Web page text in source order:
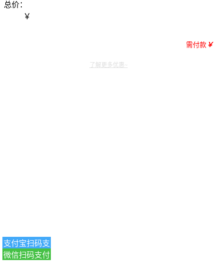
总价：
￥
需付款 ￥
支付宝扫码支
付
微信扫码支付
了解更多优惠~